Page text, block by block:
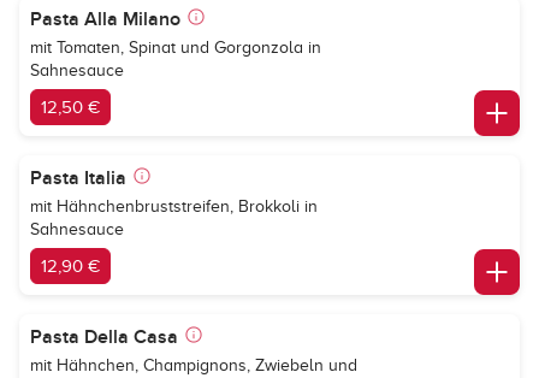
Pasta Alla Milano
mit Tomaten, Spinat und Gorgonzola in
Sahnesauce
12,50 €
Pasta Italia
mit Hähnchenbruststreifen, Brokkoli in
Sahnesauce
12,90 €
Pasta Della Casa
mit Hähnchen, Champignons, Zwiebeln und